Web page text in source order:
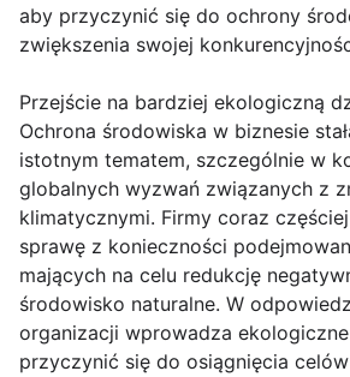
aby przyczynić się do ochrony
zwiększenia swojej
Przejście na bardziej ekologiczną
Ochrona środowiska w biznesie
istotnym tematem, szczególnie w
globalnych wyzwań związanych z
klimatycznymi. Firmy coraz
sprawę z konieczności
mających na celu redukcję
środowisko naturalne. W
organizacji wprowadza
przyczynić się do osiągnięcia